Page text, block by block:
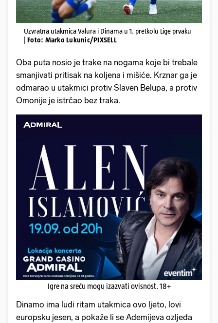
Uzvratna utakmica Valura i Dinama u 1. pretkolu Lige prvaku
Foto: Marko Lukunic/PIXSELL
Oba puta nosio je trake na nogama koje bi trebale
smanjivati pritisak na koljena i mišiće. Krznar ga je
odmarao u utakmici protiv Slaven Belupa, a protiv
Omonije je istrčao bez traka.
Igre na sreću mogu izazvati ovisnost. 18+
Dinamo ima ludi ritam utakmica ovo ljeto, lovi
europsku jesen, a pokaže li se Ademijeva ozljeda